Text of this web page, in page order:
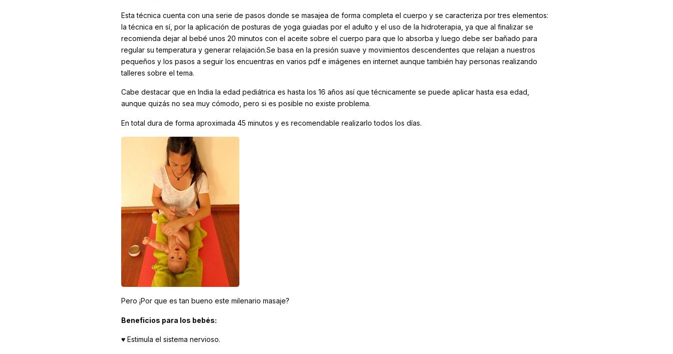
Esta técnica cuenta con una serie de pasos donde se masajea de forma completa el cuerpo y se caracteriza por tres elementos:
la técnica en sí, por la aplicación de posturas de yoga guiadas por el adulto y el uso de la hidroterapia, ya que al finalizar se
recomienda dejar al bebé unos 20 minutos con el aceite sobre el cuerpo para que lo absorba y luego debe ser bañado para
regular su temperatura y generar relajación.Se basa en la presión suave y movimientos descendentes que relajan a nuestros
pequeños y los pasos a seguir los encuentras en varios pdf e imágenes en internet aunque también hay personas realizando
talleres sobre el tema.
Cabe destacar que en India la edad pediátrica es hasta los 16 años así que técnicamente se puede aplicar hasta esa edad,
aunque quizás no sea muy cómodo, pero si es posible no existe problema.
En total dura de forma aproximada 45 minutos y es recomendable realizarlo todos los días.
Pero ¡Por que es tan bueno este milenario masaje?
Beneficios para los bebés:
♥ Estimula el sistema nervioso.